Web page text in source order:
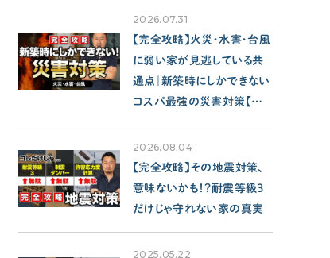
OTHER
せやまのきもち
【クルー専用】ログインページ
2026.07.31
【完全攻略】火災・水害・台風
に弱い家が見逃している共
通点｜新築時にしかできない
コスパ最強の災害対策【注
文住宅/性能/保険】
2026.08.04
【完全攻略】その地震対策、
意味ないかも！？耐震等級3
だけじゃ守れない家の真実
2025.05.22